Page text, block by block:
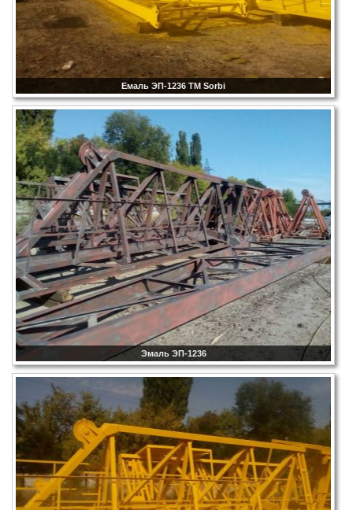
Емаль ЭП-1236 TM Sorbi
Эмаль ЭП-1236